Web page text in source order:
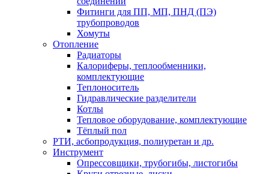
Фитинги для ПП, МП, ПНД (ПЭ)
трубопроводов
Хомуты
Отопление
Радиаторы
Калориферы, теплообменники,
комплектующие
Теплоноситель
Гидравлические разделители
Котлы
Тепловое оборудование, комплектующие
Тёплый пол
РТИ, асбопродукция, полиуретан и др.
Инструмент
Опрессовщики, трубогибы, листогибы